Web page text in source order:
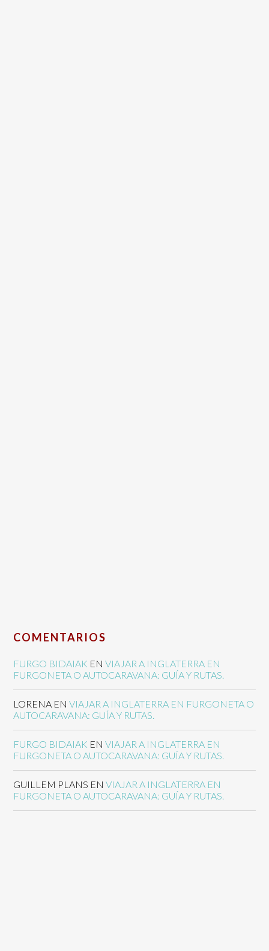
COMENTARIOS
FURGO BIDAIAK ENVIAJAR A INGLATERRA EN
FURGONETA O AUTOCARAVANA: GUÍA Y RUTAS.
LORENA ENVIAJAR A INGLATERRA EN FURGONETA O
AUTOCARAVANA: GUÍA Y RUTAS.
FURGO BIDAIAK ENVIAJAR A INGLATERRA EN
FURGONETA O AUTOCARAVANA: GUÍA Y RUTAS.
GUILLEM PLANS ENVIAJAR A INGLATERRA EN
FURGONETA O AUTOCARAVANA: GUÍA Y RUTAS.